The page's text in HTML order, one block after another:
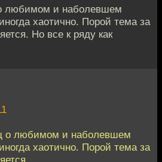
любимом и наболевшем
хаотично. Порой тема за
Но все к ряду как
о любимом и наболевшем
хаотично. Порой тема за